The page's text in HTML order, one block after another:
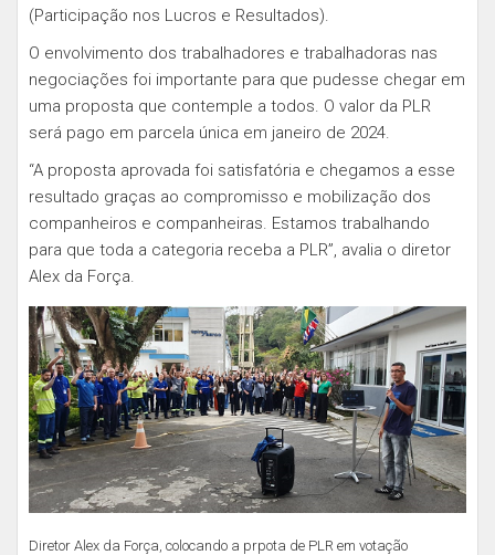
(Participação nos Lucros e Resultados).
O envolvimento dos trabalhadores e trabalhadoras nas
negociações foi importante para que pudesse chegar em
uma proposta que contemple a todos. O valor da PLR
será pago em parcela única em janeiro de 2024.
“A proposta aprovada foi satisfatória e chegamos a esse
resultado graças ao compromisso e mobilização dos
companheiros e companheiras. Estamos trabalhando
para que toda a categoria receba a PLR”, avalia o diretor
Alex da Força.
Diretor Alex da Força, colocando a prpota de PLR em votação